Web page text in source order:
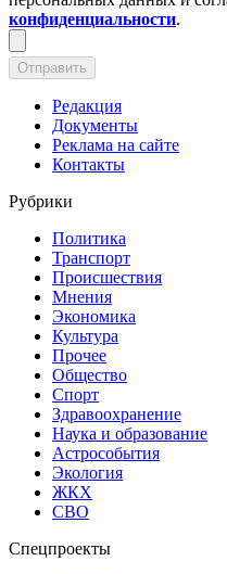
конфиденциальности.
Отправить
Редакция
Документы
Реклама на сайте
Контакты
Рубрики
Политика
Транспорт
Происшествия
Мнения
Экономика
Культура
Прочее
Общество
Спорт
Здравоохранение
Наука и образование
Астрособытия
Экология
ЖКХ
СВО
Спецпроекты